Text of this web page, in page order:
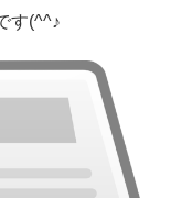
す(^^♪